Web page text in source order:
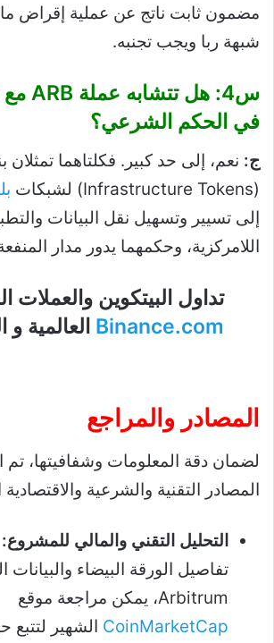
مضمون ثابت ناتج عن عملية إقراض
شبهة ربا ويجب تجنبه.
في الحكم الشرعي؟
ج: نعم، إلى حد كبير. فكلتاهما تمثلان
(Infrastructure Tokens) لشبكات
إلى تسيير وتسهيل نقل البيانات
اللامركزية، وحكمهما يدور مدار
تداول البيتكوين والعملات
Binance.com العالمية
المصادر والمراجع
لضمان دقة المعلومات وشفافيتها، تم
المصادر التقنية والشرعية والاقتصادية
التحليل التقني والمالي للمشروع:
تفاصيل الورقة البيضاء والبيانات
Arbitrum، يمكن مراجعة موقع
CoinMarketCap الشهير لتتبع